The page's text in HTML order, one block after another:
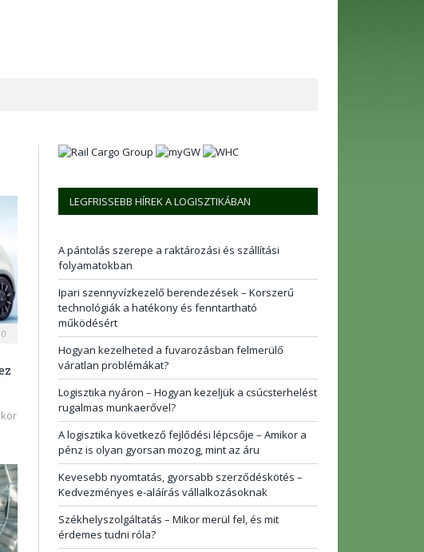
0
LEGFRISSEBB HÍREK A LOGISZTIKÁBAN
A pántolás szerepe a raktározási és szállítási
folyamatokban
Ipari szennyvízkezelő berendezések – Korszerű
technológiák a hatékony és fenntartható
működésért
Hogyan kezelheted a fuvarozásban felmerülő
váratlan problémákat?
Logisztika nyáron – Hogyan kezeljük a csúcsterhelést
rugalmas munkaerővel?
A logisztika következő fejlődési lépcsője – Amikor a
pénz is olyan gyorsan mozog, mint az áru
Kevesebb nyomtatás, gyorsabb szerződéskötés –
Kedvezményes e-aláírás vállalkozásoknak
Székhelyszolgáltatás – Mikor merül fel, és mit
érdemes tudni róla?